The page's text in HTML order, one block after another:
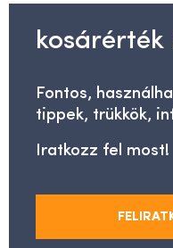
kosárérték
Fontos,
tippek, trükkök,
Iratkozz fel most!